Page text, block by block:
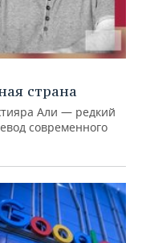
страна
Али — редкий
современного